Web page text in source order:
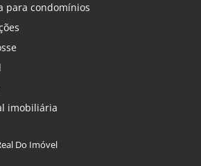
para condomínios
imobiliária
Do Imóvel